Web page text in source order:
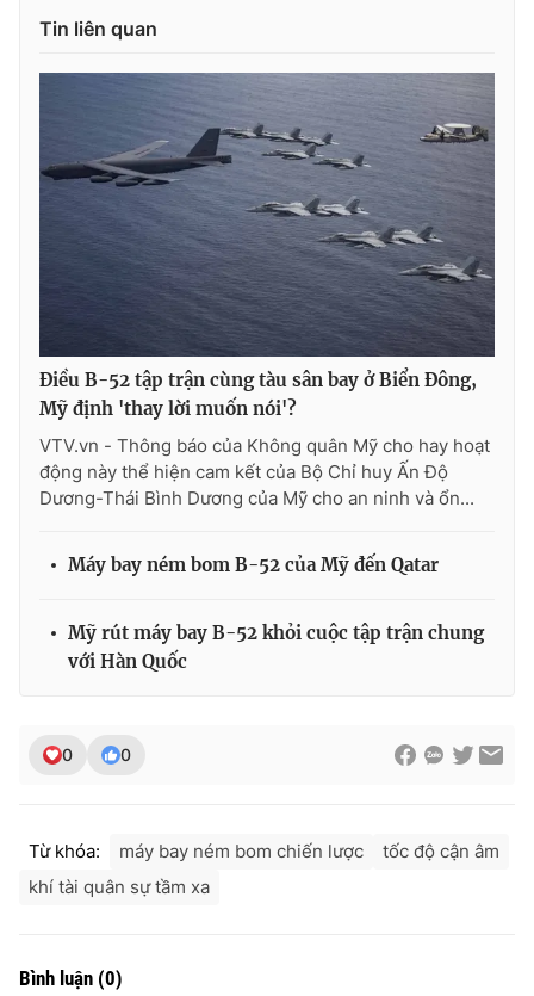
toasoan@vtv.vn
Liên hệ quảng cáo:024-7300.7108
® Cấm sao chép dưới mọi hình thức nếu không có sự chấp
thuận bằng văn bản. Ghi rõ nguồn VTV.vn khi phát hành lại
thông tin từ website này.
Tin liên quan
Điều B-52 tập trận cùng tàu sân bay ở Biển Đông,
Mỹ định 'thay lời muốn nói'?
VTV.vn - Thông báo của Không quân Mỹ cho hay hoạt
động này thể hiện cam kết của Bộ Chỉ huy Ấn Độ
Dương-Thái Bình Dương của Mỹ cho an ninh và ổn...
Máy bay ném bom B-52 của Mỹ đến Qatar
Mỹ rút máy bay B-52 khỏi cuộc tập trận chung
với Hàn Quốc
0 0
Từ khóa: máy bay ném bom chiến lược
tốc độ cận âm
khí tài quân sự tầm xa
Bình luận (0)